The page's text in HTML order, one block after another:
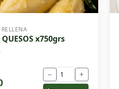
RELLENA
QUESOS x750grs
− +